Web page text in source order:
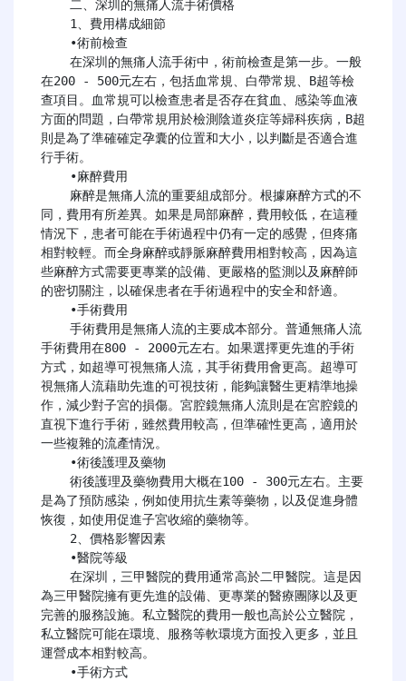
在200 - 500元左右，包括血常規、白帶常規、B超等檢
查項目。血常規可以檢查患者是否存在貧血、感染等血液
方面的問題，白帶常規用於檢測陰道炎症等婦科疾病，B超
則是為了準確確定孕囊的位置和大小，以判斷是否適合進
行手術。
同，費用有所差異。如果是局部麻醉，費用較低，在這種
情況下，患者可能在手術過程中仍有一定的感覺，但疼痛
相對較輕。而全身麻醉或靜脈麻醉費用相對較高，因為這
些麻醉方式需要更專業的設備、更嚴格的監測以及麻醉師
的密切關注，以確保患者在手術過程中的安全和舒適。
手術費用在800 - 2000元左右。如果選擇更先進的手術
方式，如超導可視無痛人流，其手術費用會更高。超導可
視無痛人流藉助先進的可視技術，能夠讓醫生更精準地操
作，減少對子宮的損傷。宮腔鏡無痛人流則是在宮腔鏡的
直視下進行手術，雖然費用較高，但準確性更高，適用於
一些複雜的流產情況。
是為了預防感染，例如使用抗生素等藥物，以及促進身體
恢復，如使用促進子宮收縮的藥物等。
為三甲醫院擁有更先進的設備、更專業的醫療團隊以及更
完善的服務設施。私立醫院的費用一般也高於公立醫院，
私立醫院可能在環境、服務等軟環境方面投入更多，並且
運營成本相對較高。